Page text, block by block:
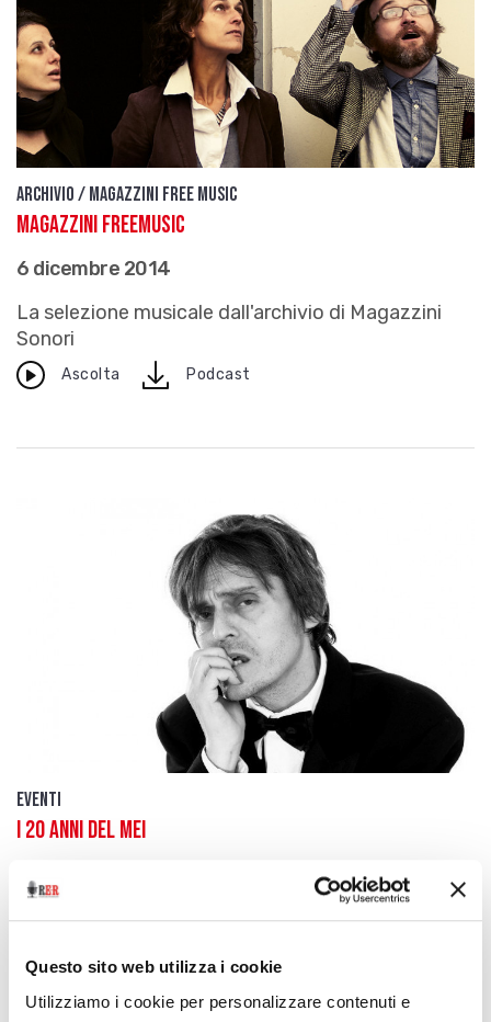
Questo sito web utilizza i cookie
Utilizziamo i cookie per personalizzare contenuti e
Archivio / Magazzini free music
Magazzini FreeMusic
6 dicembre 2014
La selezione musicale dall'archivio di Magazzini
Sonori
Ascolta downloadPodcast
Eventi
I 20 anni del Mei
Dedicati a Freak Antoni